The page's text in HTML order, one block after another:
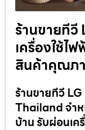
ร้านขายทีวี
เครื่องใช้ไ
สินค้าคุณภ
ร้านขายทีวี
Thailand จำห
บ้าน รับผ่อนเ